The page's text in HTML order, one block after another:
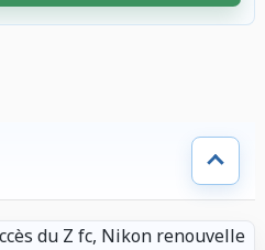
du Z fc, Nikon renouvelle